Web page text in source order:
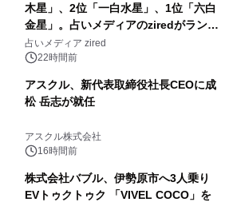
木星」、2位「一白水星」、1位「六白
金星」。占いメディアのziredがランキ
ングを発表
占いメディア zired
22時間前
アスクル、新代表取締役社長CEOに成
松 岳志が就任
アスクル株式会社
16時間前
株式会社バブル、伊勢原市へ3人乗り
EVトゥクトゥク 「VIVEL COCO」を